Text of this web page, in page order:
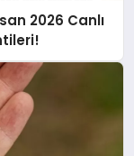
2026 Canlı